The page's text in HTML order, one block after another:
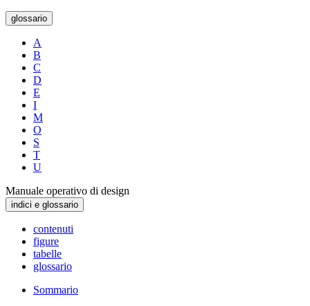
glossario
A
B
C
D
E
I
M
O
S
T
U
Manuale operativo di design
indici e glossario
contenuti
figure
tabelle
glossario
Sommario